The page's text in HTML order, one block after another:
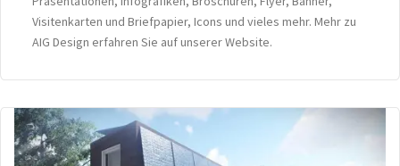
Visitenkarten und Briefpapier, Icons und vieles mehr. Mehr zu
AIG Design erfahren Sie auf unserer Website.